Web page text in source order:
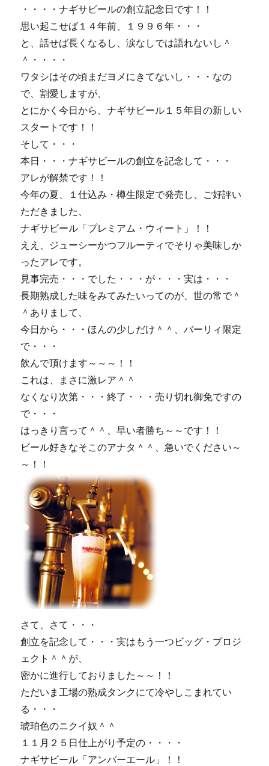
プ
リ
ー
・・・・ナギサビールの創立記念日です！！
思い起こせば１４年前、１９９６年・・・
と、話せば長くなるし、涙なしでは語れないし＾
＾・・・・
ワタシはその頃まだヨメにきてないし・・・なの
で、割愛しますが、
とにかく今日から、ナギサビール１５年目の新しい
スタートです！！
そして・・・
本日・・・ナギサビールの創立を記念して・・・
アレが解禁です！！
今年の夏、１仕込み・樽生限定で発売し、ご好評い
ただきました、
ナギサビール「プレミアム・ウィート」！！
ええ、ジューシーかつフルーティでそりゃ美味しか
ったアレです。
見事完売・・・でした・・・が・・・実は・・・
長期熟成した味をみてみたいってのが、世の常で＾
＾ありまして、
今日から・・・ほんの少しだけ＾＾、バーリィ限定
で・・・
飲んで頂けます～～～！！
これは、まさに激レア＾＾
なくなり次第・・・終了・・・売り切れ御免ですの
で・・・
はっきり言って＾＾、早い者勝ち～～です！！
ビール好きなそこのアナタ＾＾、急いでください～
～！！
さて、さて・・・
創立を記念して・・・実はもう一つビッグ・プロジ
ェクト＾＾が、
密かに進行しておりました～～！！
ただいま工場の熟成タンクにて冷やしこまれてい
る・・・
琥珀色のニクイ奴＾＾
１１月２５日仕上がり予定の・・・・
ナギサビール「アンバーエール」！！